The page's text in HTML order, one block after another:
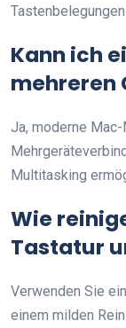
Kann ich
mehreren
Ja, moderne
Multitasking
Wie
Tastatur
Verwenden Sie
einem milden